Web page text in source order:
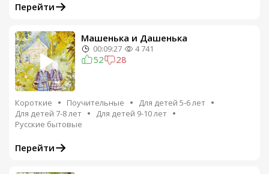
Перейти
Машенька и Дашенька
00:09:27 4 741
52 28
Короткие Поучительные
Для детей 5-6 лет
Для детей 7-8 лет
Для детей 9-10 лет
Русские бытовые
Перейти